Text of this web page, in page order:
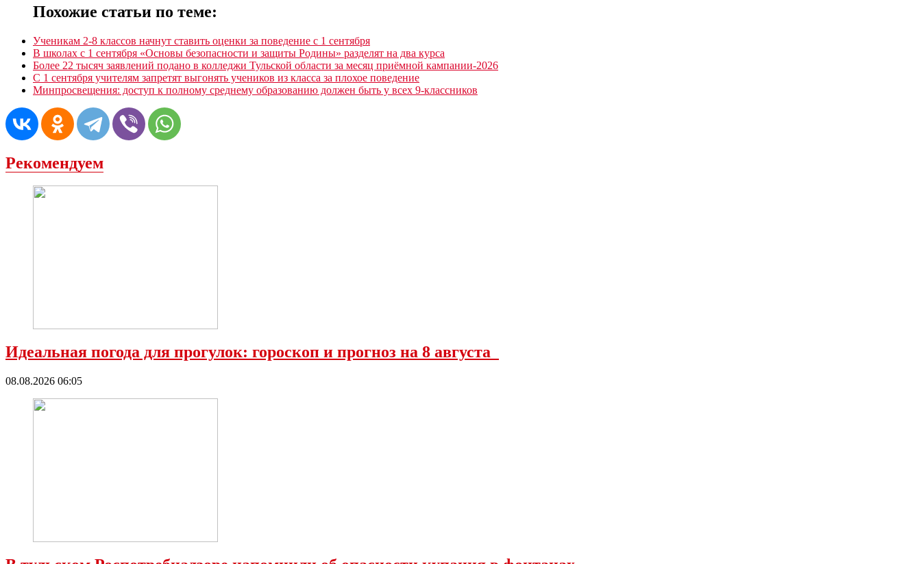
Похожие статьи по теме:
Ученикам 2-8 классов начнут ставить оценки за поведение с 1 сентября
В школах с 1 сентября «Основы безопасности и защиты Родины» разделят на два курса
Более 22 тысяч заявлений подано в колледжи Тульской области за месяц приёмной кампании-2026
С 1 сентября учителям запретят выгонять учеников из класса за плохое поведение
Минпросвещения: доступ к полному среднему образованию должен быть у всех 9-классников
Рекомендуем
Идеальная погода для прогулок: гороскоп и прогноз на 8 августа
08.08.2026 06:05